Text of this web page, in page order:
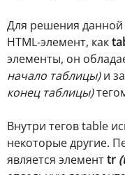
Для решения данной
HTML-элемент, как
элементы, он
начало таблицы)и
конец таблицы)
Внутри тегов table
некоторые другие.
является элементtr